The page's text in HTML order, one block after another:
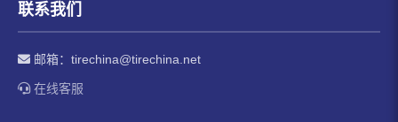
联系我们
邮箱： tirechina@tirechina.net
在线客服